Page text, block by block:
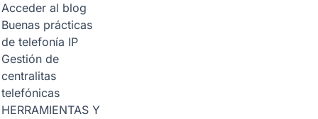
Acceder al blog
Buenas prácticas
de telefonía IP
Gestión de
centralitas
telefónicas
HERRAMIENTAS Y